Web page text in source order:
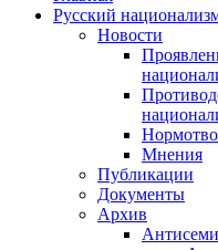
Русский
Новости
Мнения
Публикации
Документы
Архив